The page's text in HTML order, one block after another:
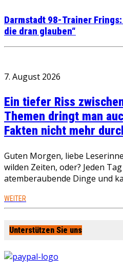
Darmstadt 98-Trainer
die dran glauben“
7. August 2026
Ein tiefer Riss
Themen dringt man
Fakten nicht mehr
Guten Morgen, liebe
wilden Zeiten, oder? Jeden
atemberaubende Dinge und
WEITER
Unterstützen Sie uns